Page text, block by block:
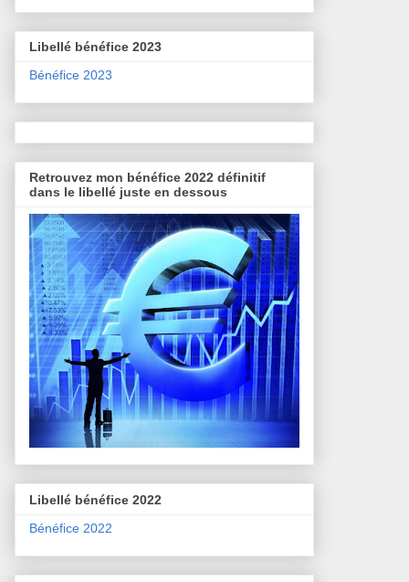
Libellé bénéfice 2023
Bénéfice 2023
Retrouvez mon bénéfice 2022 définitif
dans le libellé juste en dessous
Libellé bénéfice 2022
Bénéfice 2022